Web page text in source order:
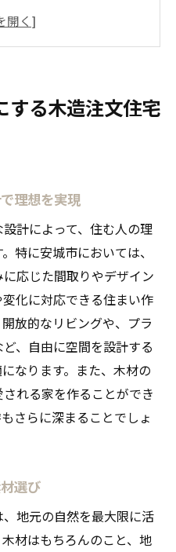
した素材選び
るメンテナンス
城市の豊かな暮らし
の関わり方
康的な生活
を期待する
い暮らしの実現
と活用法
木造注文住宅の魅力
設計のメリット
る住まい
住環境の工夫
を両立させる
のポイントと秘訣を探
する木造注文住宅
理想を実現
計によって、住む人の理
特に安城市においては、
応じた間取りやデザイン
化に対応できる住まい作
放的なリビングや、プラ
、自由に空間を設計する
なります。また、木材の
れる家を作ることができ
さらに深まることでしょ
選び
地元の自然を最大限に活
材はもちろんのこと、地